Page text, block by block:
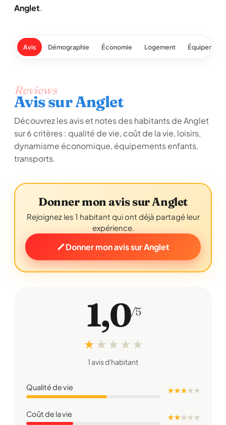
Anglet.
Avis Démographie Économie Logement
Reviews
Avis sur Anglet
Découvrez les avis et notes des habitants de Anglet
sur 6 critères : qualité de vie, coût de la vie, loisirs,
dynamisme économique, équipements enfants,
transports.
Donner mon avis sur Anglet
Rejoignez les 1 habitant qui ont déjà partagé leur
expérience.
Donner mon avis sur Anglet
1,0/5
★ ★ ★ ★ ★
1 avis d'habitant
Qualité de vie ★ ★ ★★★
Coût de la vie ★ ★★★★